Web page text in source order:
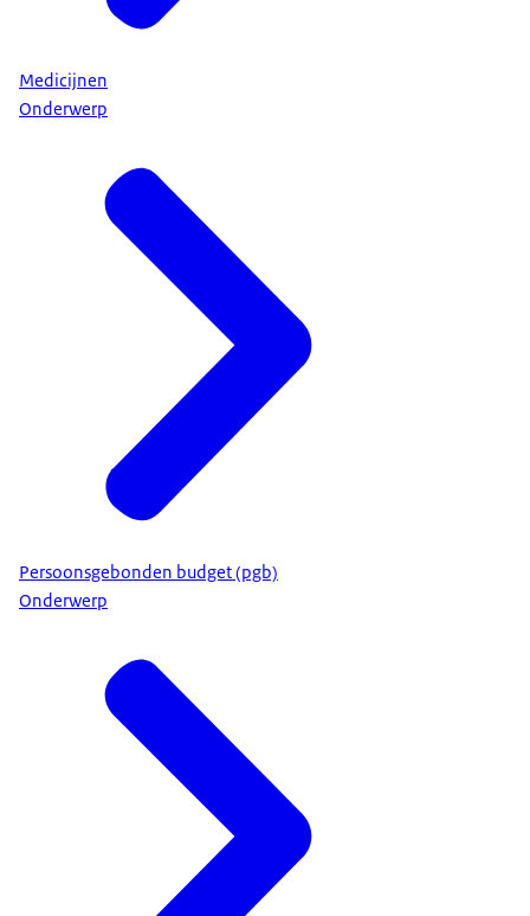
Medicijnen
Onderwerp
Persoonsgebonden budget (pgb)
Onderwerp